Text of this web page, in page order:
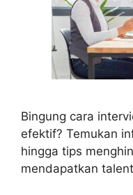
Bingung cara
efektif? Temukan
hingga tips
mendapatkan